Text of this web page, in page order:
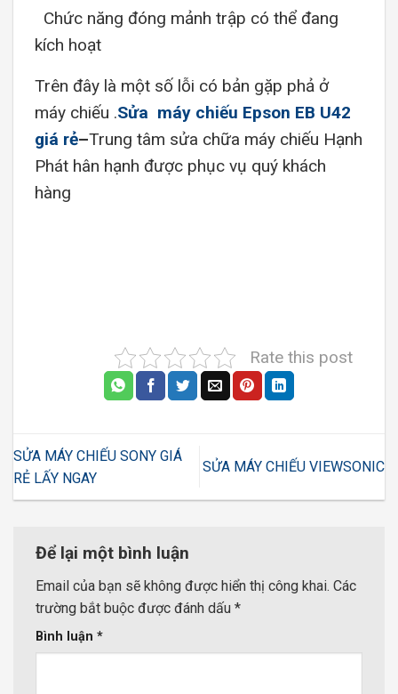
Chức năng đóng mảnh trập có thể đang
kích hoạt
Trên đây là một số lỗi có bản gặp phả ở
máy chiếu .Sửa máy chiếu Epson EB U42
giá rẻ–Trung tâm sửa chữa máy chiếu Hạnh
Phát hân hạnh được phục vụ quý khách
hàng
Rate this post
SỬA MÁY CHIẾU SONY GIÁ
RẺ LẤY NGAY
SỬA MÁY CHIẾU VIEWSONIC
Để lại một bình luận
Email của bạn sẽ không được hiển thị công khai. Các
trường bắt buộc được đánh dấu *
Bình luận *